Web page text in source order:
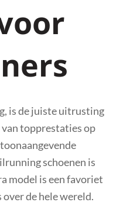
is de juiste uitrusting
topprestaties op
schoenen is
model is een favoriet
de hele wereld.